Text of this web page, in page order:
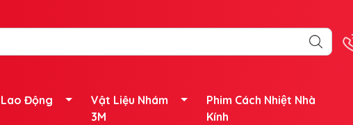
Động
Vật Liệu Nhám
3M
Phim Cách Nhiệt Nhà
Kính